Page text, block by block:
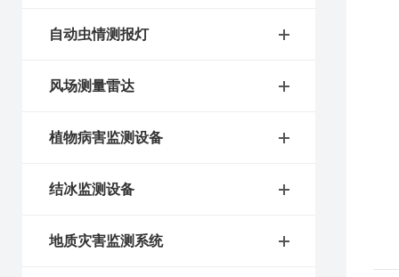
自动虫情测报灯
风场测量雷达
植物病害监测设备
结冰监测设备
地质灾害监测系统